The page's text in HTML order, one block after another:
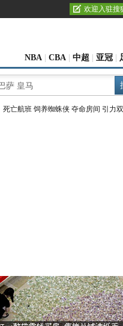
欢迎入驻搜
NBA CBA 中超 亚冠
死亡航班 饲养蜘蛛侠 夺命房间 引力